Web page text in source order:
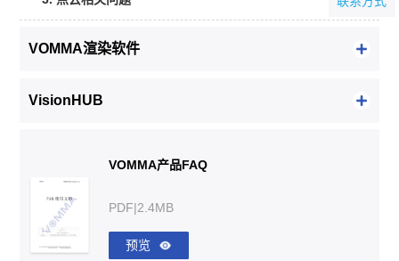
VOMMA渲染软件
VisionHUB
VOMMA产品FAQ
PDF|2.4MB
预览